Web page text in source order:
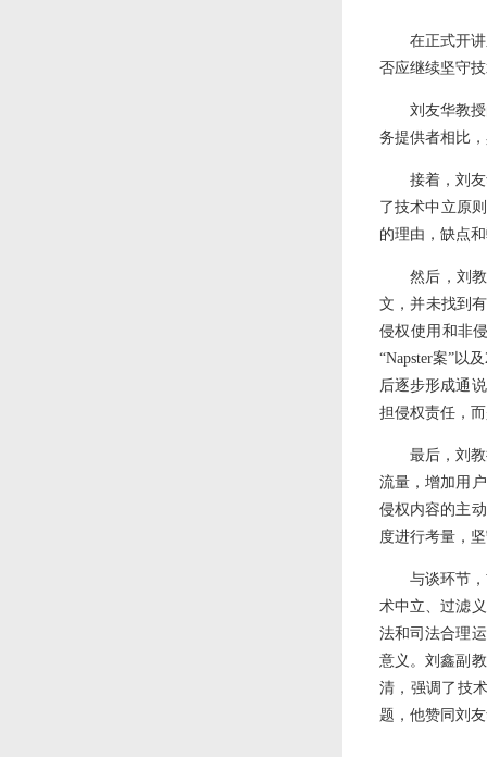
在正式开
否应继续坚守
刘友华教
务提供者相比
接着，刘
了技术中立原
的理由，缺点
然后，刘
文，并未找到
侵权使用和非
“Napster案”以
后逐步形成通
担侵权责任，
最后，刘
流量，增加用
侵权内容的主
度进行考量，
与谈环节
术中立、过滤
法和司法合理
意义。刘鑫副
清，强调了技
题，他赞同刘